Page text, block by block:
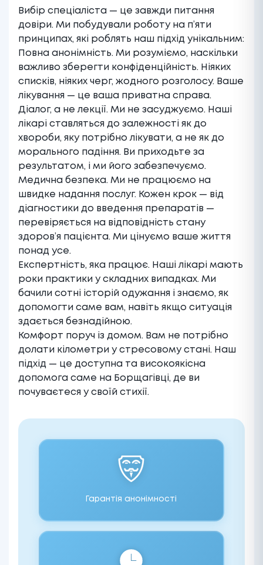
Вибір спеціаліста — це завжди питання
довіри. Ми побудували роботу на п’яти
принципах, які роблять наш підхід унікальним:
Повна анонімність. Ми розуміємо, наскільки
важливо зберегти конфіденційність. Ніяких
списків, ніяких черг, жодного розголосу. Ваше
лікування — це ваша приватна справа.
Діалог, а не лекції. Ми не засуджуємо. Наші
лікарі ставляться до залежності як до
хвороби, яку потрібно лікувати, а не як до
морального падіння. Ви приходьте за
результатом, і ми його забезпечуємо.
Медична безпека. Ми не працюємо на
швидке надання послуг. Кожен крок — від
діагностики до введення препаратів —
перевіряється на відповідність стану
здоров’я пацієнта. Ми цінуємо ваше життя
понад усе.
Експертність, яка працює. Наші лікарі мають
роки практики у складних випадках. Ми
бачили сотні історій одужання і знаємо, як
допомогти саме вам, навіть якщо ситуація
здається безнадійною.
Комфорт поруч із домом. Вам не потрібно
долати кілометри у стресовому стані. Наш
підхід — це доступна та високоякісна
допомога саме на Борщагівці, де ви
почуваєтеся у своїй стихії.
Гарантія анонімності